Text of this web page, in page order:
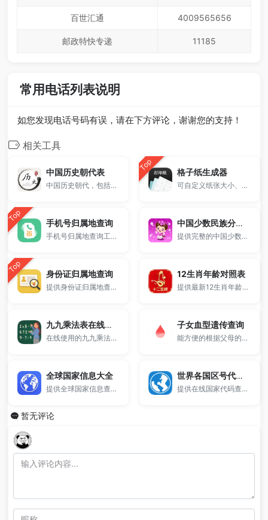
百世汇通 4009565656
邮政特快专递 11185
常用电话列表说明
如您发现电话号码有误，请在下方评论，谢谢您的支持！
相关工具
中国历史朝代表
中国历史朝代，包括夏商周、秦国、汉朝、三国等历史、历代国君及姓名的查询。
Top 格子纸生成器
可自定义纸张大小、格子尺寸和颜色，一键生成并打印，适用于练字、绘图、数学学习和课堂教学。
Top 手机号归属地查询
手机号归属地查询工具，支持一键查询手机号码所属省份、城市、运营商、区号与邮政编码，快速准确，永久免费使用！
中国少数民族分布表
提供完整的中国少数民族分布表，涵盖56个民族主要分布地区信息。
Top 身份证归属地查询
提供身份证归属地查询工具，支持查询身份证号码对应地区信息，帮助了解号码归属地，仅供参考使用，不涉及个人隐私数据。
12生肖年龄对照表
提供最新12生肖年龄对照表。
九九乘法表在线练习工具
在线使用的九九乘法表背诵工具。
子女血型遗传查询
能方便的根据父母的血型推测孩子的血型。
全球国家信息大全
提供全球国家信息查询，涵盖人口、面积、首都、语言、货币和电话区号等数据。
世界各国区号代码及时差
提供在线国家代码查询工具，了解全球不同国家的代码.
暂无评论